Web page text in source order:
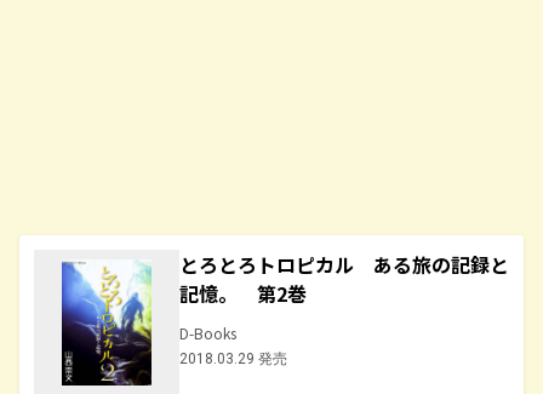
とろとろトロピカル ある旅の記録と
記憶。 第2巻
D-Books
2018.03.29 発売